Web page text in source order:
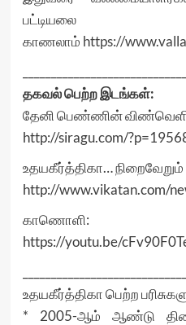
காணலாம் https://
தகவல் பெற்ற இடங்கள்:
தேனி பெண்ணின் விண்வெளி
http://siragu.com/
உதயகீர்த்திகா…
http://www.vikatan.com/
காணொளி:
https://youtu.be/
உதயகீர்த்திகா பெற்ற
* 2005-ஆம் ஆண்டு